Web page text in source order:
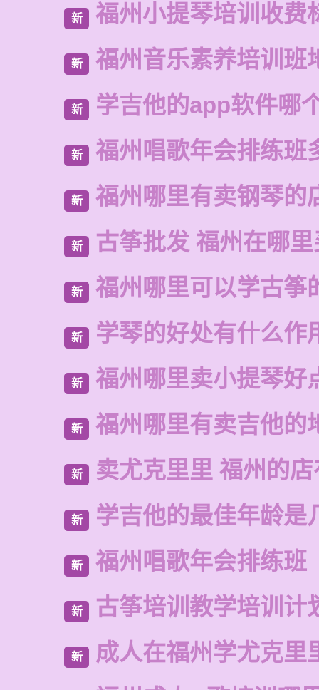
新 福州小提琴培训收费
新 福州音乐素养培训班
新 学吉他的app软件哪
新 福州唱歌年会排练班
新 福州哪里有卖钢琴的
新 古筝批发 福州在哪
新 福州哪里可以学古筝
新 学琴的好处有什么作
新 福州哪里卖小提琴好
新 福州哪里有卖吉他的
新 卖尤克里里 福州的
新 学吉他的最佳年龄是
新 福州唱歌年会排练班
新 古筝培训教学培训计
新
成人在福州学尤克里